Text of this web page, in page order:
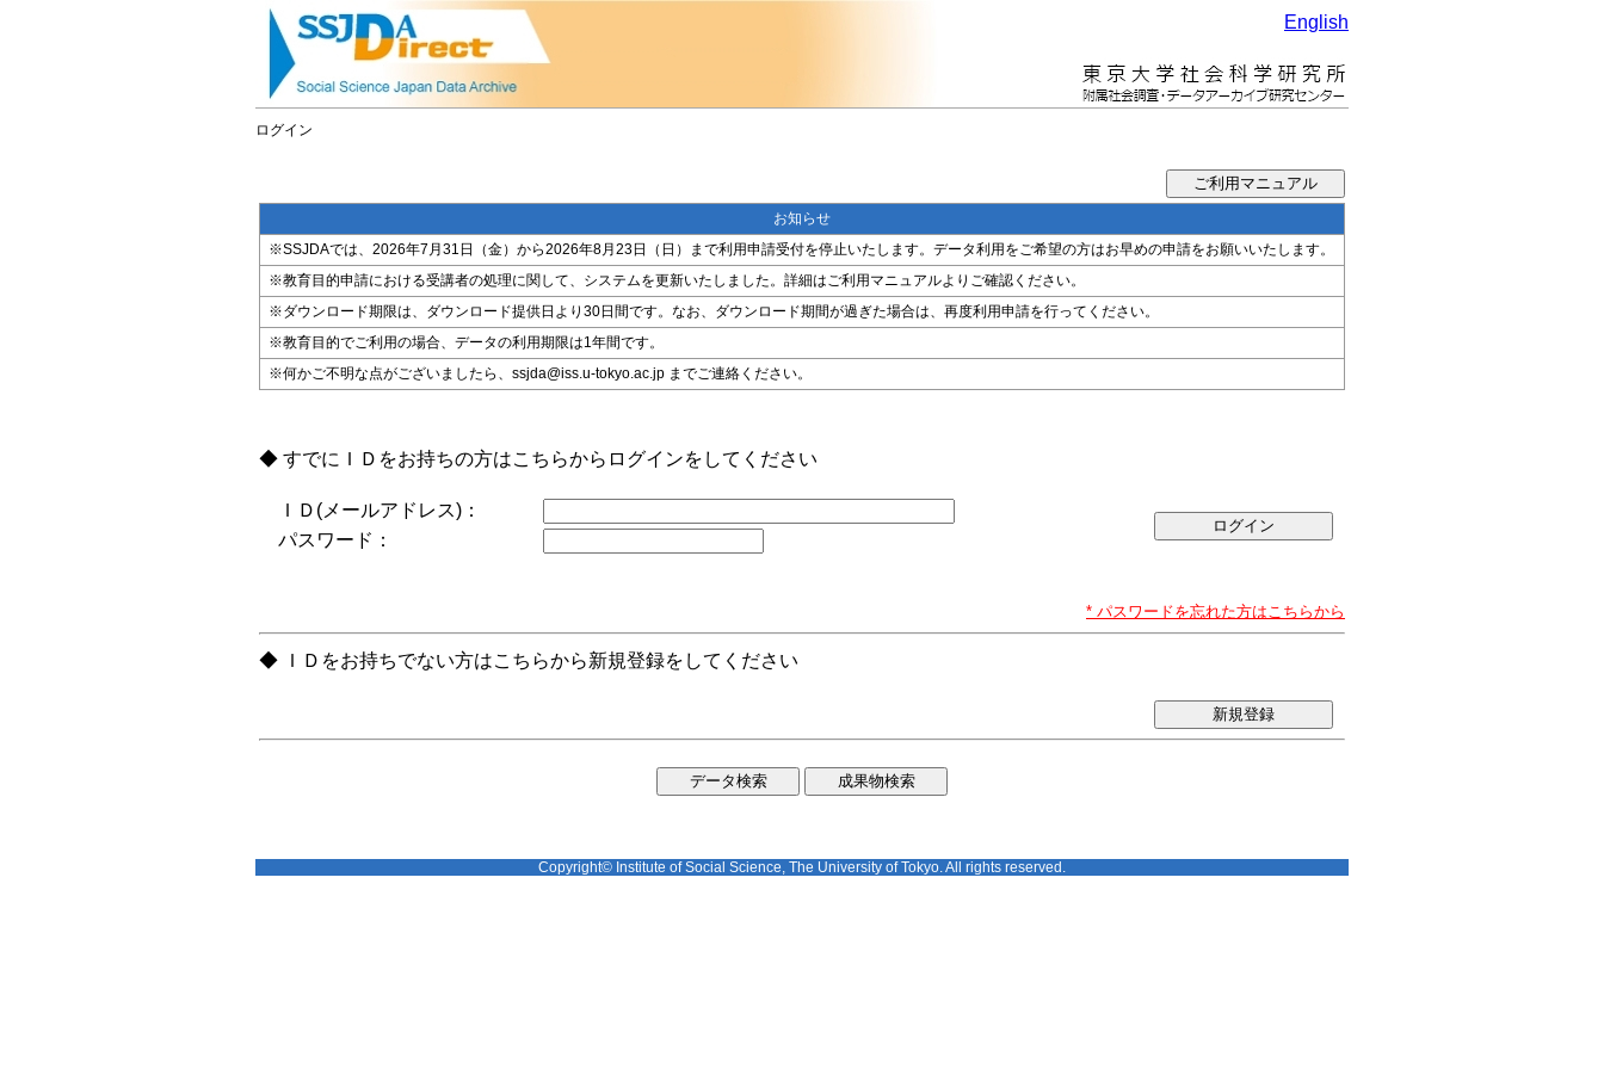
English
ログイン
お知らせ
※SSJDAでは、2026年7月31日（金）から2026年8月23日（日）まで利用申請受付を停止いたします。データ利用をご希望の方はお早めの申請をお願いいたします。
※教育目的申請における受講者の処理に関して、システムを更新いたしました。詳細はご利用マニュアルよりご確認ください。
※ダウンロード期限は、ダウンロード提供日より30日間です。なお、ダウンロード期間が過ぎた場合は、再度利用申請を行ってください。
※教育目的でご利用の場合、データの利用期限は1年間です。
※何かご不明な点がございましたら、ssjda@iss.u-tokyo.ac.jp までご連絡ください。
◆ すでにＩＤをお持ちの方はこちらからログインをしてください
ＩＤ(メールアドレス)：
パスワード：
* パスワードを忘れた方はこちらから
◆ ＩＤをお持ちでない方はこちらから新規登録をしてください
新規登録
Copyright© Institute of Social Science, The University of Tokyo. All rights reserved.